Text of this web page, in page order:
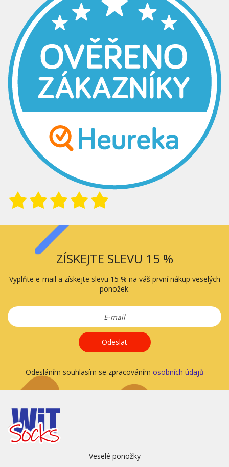
ZÍSKEJTE SLEVU 15 %
Vyplňte e-mail a získejte slevu 15 % na váš první nákup veselých
ponožek.
Odeslat
Odesláním souhlasím se zpracováním osobních údajů
Veselé ponožky